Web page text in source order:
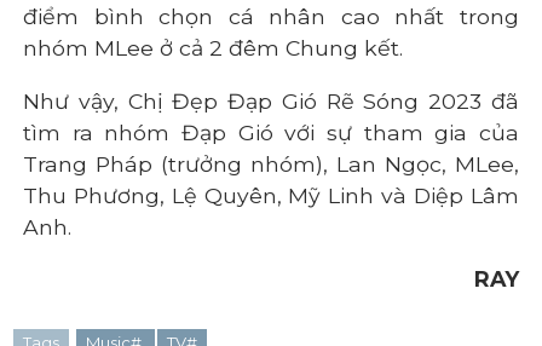
điểm bình chọn cá nhân cao nhất trong
nhóm MLee ở cả 2 đêm Chung kết.
Như vậy, Chị Đẹp Đạp Gió Rẽ Sóng 2023 đã
tìm ra nhóm Đạp Gió với sự tham gia của
Trang Pháp (trưởng nhóm), Lan Ngọc, MLee,
Thu Phương, Lệ Quyên, Mỹ Linh và Diệp Lâm
Anh.
RAY
Tags Music# TV#